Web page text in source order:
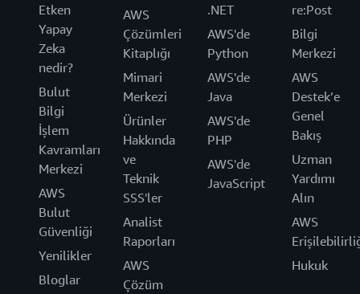
Etken
Yapay
Zeka
nedir?
Bulut
Bilgi
İşlem
Kavramları
Merkezi
AWS
Bulut
Güvenliği
Yenilikler
Bloglar
AWS
Çözümleri
Kitaplığı
Mimari
Merkezi
Ürünler
Hakkında
ve
Teknik
SSS'ler
Analist
Raporları
AWS
Çözüm
.NET
AWS'de
Python
AWS'de
Java
AWS'de
PHP
AWS'de
JavaScript
re:Post
Bilgi
Merkezi
AWS
Destek’e
Genel
Bakış
Uzman
Yardımı
Alın
AWS
Hukuk